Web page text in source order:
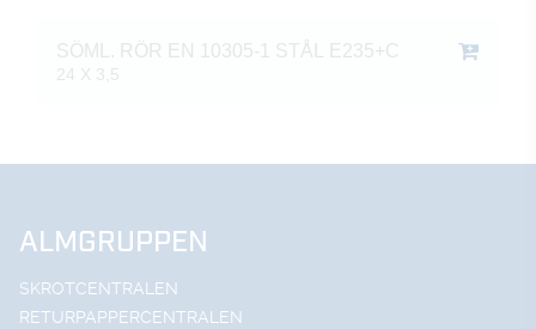
SÖML. RÖR EN 10305-1 STÅL E235+C
24 X 3,5
ALMGRUPPEN
SKROTCENTRALEN
RETURPAPPERCENTRALEN